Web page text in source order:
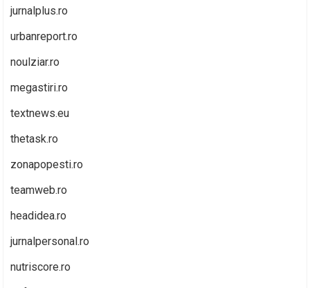
jurnalplus.ro
urbanreport.ro
noulziar.ro
megastiri.ro
textnews.eu
thetask.ro
zonapopesti.ro
teamweb.ro
headidea.ro
jurnalpersonal.ro
nutriscore.ro